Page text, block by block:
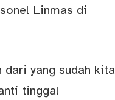
Linmas di
yang sudah kita
tinggal